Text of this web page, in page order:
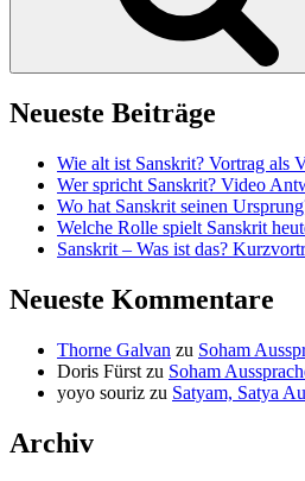
Neueste Beiträge
Wie alt ist Sanskrit? Vortrag als
Wer spricht Sanskrit? Video
Wo hat Sanskrit seinen
Welche Rolle spielt Sanskrit
Sanskrit – Was ist das?
Neueste Kommentare
Thorne Galvan zu Soham
Doris Fürst zu Soham
yoyo souriz zu Satyam, Satya
Archiv